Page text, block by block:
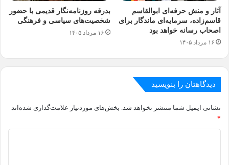
آثار و منش حرفه‌ای ابوالقاسم
قاسم‌زاده، سرمایه‌ای ماندگار برای
اصحاب رسانه خواهد بود
۱۶ مرداد ۱۴۰۵
بدرقه روزنامه‌نگار قدیمی با حضور
شخصیت‌های سیاسی و فرهنگی
۱۶ مرداد ۱۴۰۵
دیدگاهتان را بنویسید
نشانی ایمیل شما منتشر نخواهد شد. بخش‌های موردنیاز علامت‌گذاری شده‌اند
*